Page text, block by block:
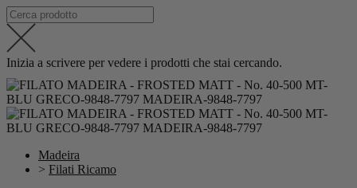
Inizia a scrivere per vedere i prodotti che stai cercando.
Madeira
> Filati Ricamo